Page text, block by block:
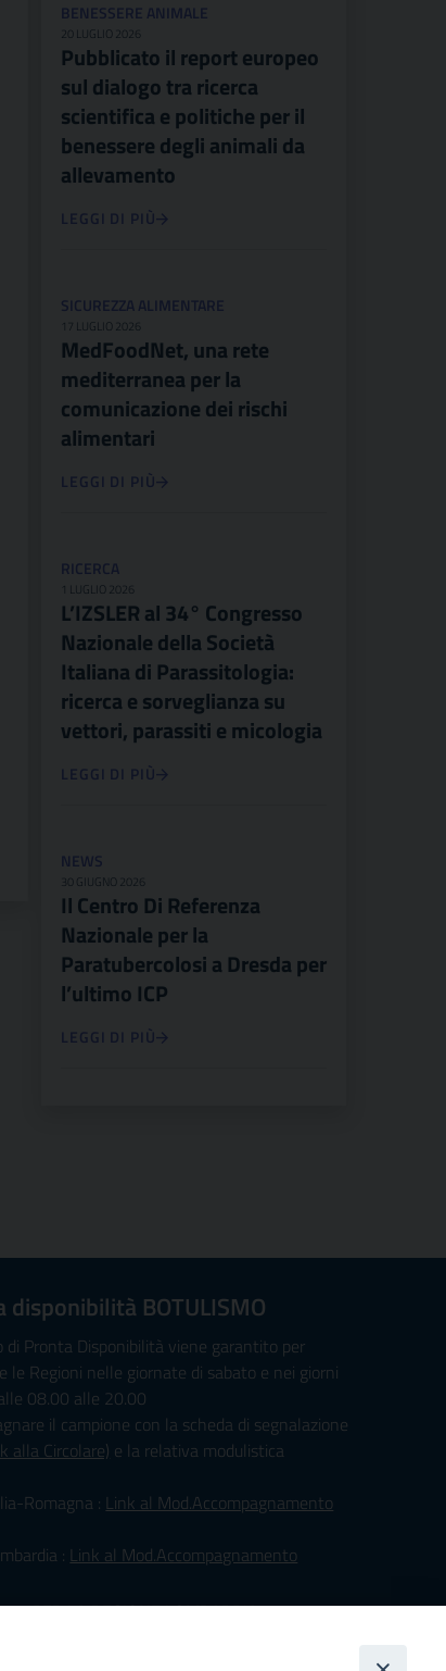
BENESSERE ANIMALE
20 LUGLIO 2026
Pubblicato il report europeo
sul dialogo tra ricerca
scientifica e politiche per il
benessere degli animali da
allevamento
LEGGI DI PIÙ
SICUREZZA ALIMENTARE
17 LUGLIO 2026
MedFoodNet, una rete
mediterranea per la
comunicazione dei rischi
alimentari
LEGGI DI PIÙ
RICERCA
1 LUGLIO 2026
L’IZSLER al 34° Congresso
Nazionale della Società
Italiana di Parassitologia:
ricerca e sorveglianza su
vettori, parassiti e micologia
LEGGI DI PIÙ
NEWS
30 GIUGNO 2026
Il Centro Di Referenza
Nazionale per la
Paratubercolosi a Dresda per
l’ultimo ICP
LEGGI DI PIÙ
disponibilità BOTULISMO
di Pronta Disponibilità viene garantito per
le Regioni nelle giornate di sabato e nei giorni
08.00 alle 20.00
il campione con la scheda di segnalazione
alla Circolare) e la relativa modulistica
Romagna : Link al Mod.Accompagnamento
: Link al Mod.Accompagnamento
PER LA REGIONE LOMBARDIA: